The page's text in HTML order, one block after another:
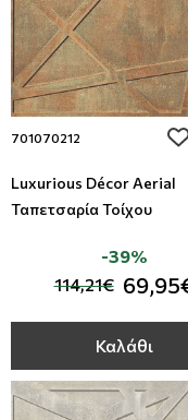
701070212
Luxurious Décor Aerial
Ταπετσαρία Τοίχου
114,21€
-39%
Καλάθι